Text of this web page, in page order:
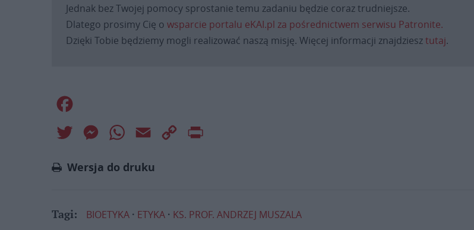
Jednak bez Twojej pomocy sprostanie temu zadaniu będzie coraz trudniejsze.
Dlatego prosimy Cię o wsparcie portalu eKAI.pl za pośrednictwem serwisu Patronite.
Dzięki Tobie będziemy mogli realizować naszą misję. Więcej informacji znajdziesztutaj.
Twitter MessengerWhatsApp
Email
Copy
Wersja do druku
Tagi: BIOETYKA ETYKA KS. PROF. ANDRZEJ MUSZALA